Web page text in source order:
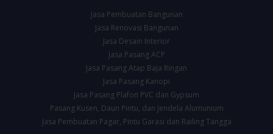
Jasa Pembuatan Bangunan
Jasa Renovasi Bangunan
Jasa Desain Interior
Jasa Pasang ACP
Jasa Pasang Atap Baja Ringan
Jasa Pasang Kanopi
Jasa Pasang Plafon PVC dan Gypsum
Pasang Kusen, Daun Pintu, dan Jendela Alumunium
Jasa Pembuatan Pagar, Pintu Garasi dan Railing Tangga